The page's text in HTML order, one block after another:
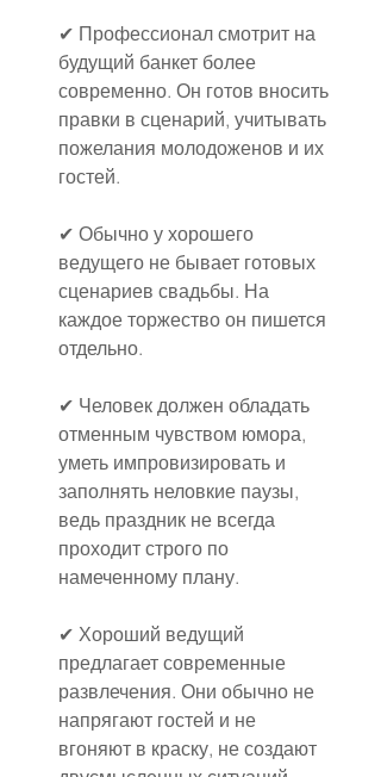
✔ Профессионал смотрит на
будущий банкет более
современно. Он готов вносить
правки в сценарий, учитывать
пожелания молодоженов и их
гостей.
✔ Обычно у хорошего
ведущего не бывает готовых
сценариев свадьбы. На
каждое торжество он пишется
отдельно.
✔ Человек должен обладать
отменным чувством юмора,
уметь импровизировать и
заполнять неловкие паузы,
ведь праздник не всегда
проходит строго по
намеченному плану.
✔ Хороший ведущий
предлагает современные
развлечения. Они обычно не
напрягают гостей и не
вгоняют в краску, не создают